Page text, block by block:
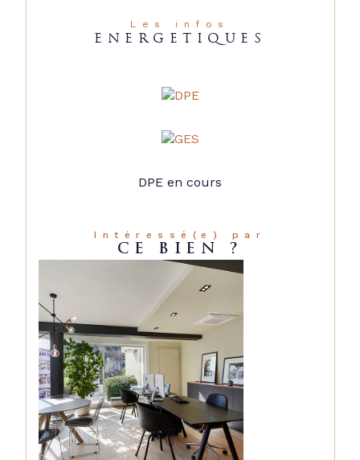
Les infos
ENERGETIQUES
DPE en cours
Intéressé(e) par
CE BIEN ?